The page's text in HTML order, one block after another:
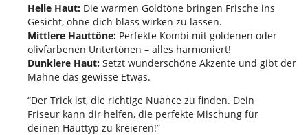
Helle Haut: Die warmen Goldtöne bringen Frische ins
Gesicht, ohne dich blass wirken zu lassen.
Mittlere Hauttöne: Perfekte Kombi mit goldenen oder
olivfarbenen Untertönen – alles harmoniert!
Dunklere Haut: Setzt wunderschöne Akzente und gibt der
Mähne das gewisse Etwas.
“Der Trick ist, die richtige Nuance zu finden. Dein
Friseur kann dir helfen, die perfekte Mischung für
deinen Hauttyp zu kreieren!”